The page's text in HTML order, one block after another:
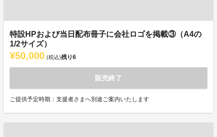
特設HPおよび当日配布冊子に会社ロゴを掲載③（A4の
1/2サイズ）
¥50,000 (税込)残り6
販売終了
ご提供予定時期：支援者さまへ別途ご案内いたします